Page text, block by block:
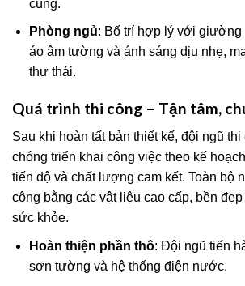
cúng.
Phòng ngủ: Bố trí hợp lý với giường
áo âm tường và ánh sáng dịu nhẹ,
thư thái.
Quá trình thi công – Tận tâm,
Sau khi hoàn tất bản thiết kế, đội ngũ
chóng triển khai công việc theo kế
tiến độ và chất lượng cam kết. Toàn bộ
công bằng các vật liệu cao cấp, bền
sức khỏe.
Hoàn thiện phần thô: Đội ngũ tiến
sơn tường và hệ thống điện nước.